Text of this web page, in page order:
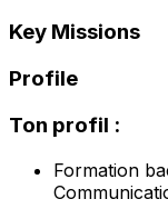
Key Missions
Profile
Ton profil :
Formation